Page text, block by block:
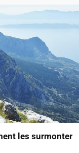
les surmonter